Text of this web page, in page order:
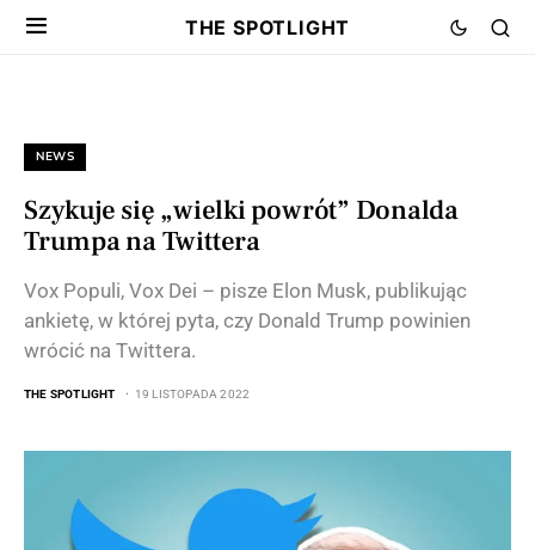
THE SPOTLIGHT
NEWS
Szykuje się „wielki powrót” Donalda
Trumpa na Twittera
Vox Populi, Vox Dei – pisze Elon Musk, publikując
ankietę, w której pyta, czy Donald Trump powinien
wrócić na Twittera.
THE SPOTLIGHT 19 LISTOPADA 2022